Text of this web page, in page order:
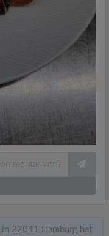
in 22041 Hamburg hat